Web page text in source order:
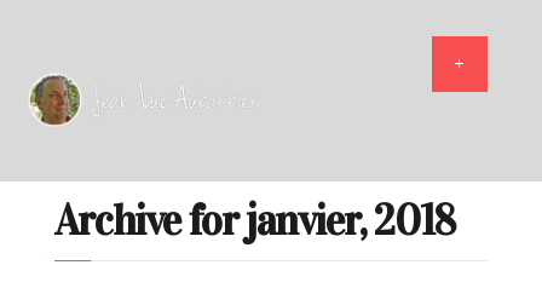
Archive for janvier, 2018